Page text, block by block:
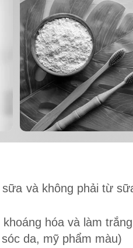
và không phải từ
hóa và làm
da, mỹ phẩm màu)